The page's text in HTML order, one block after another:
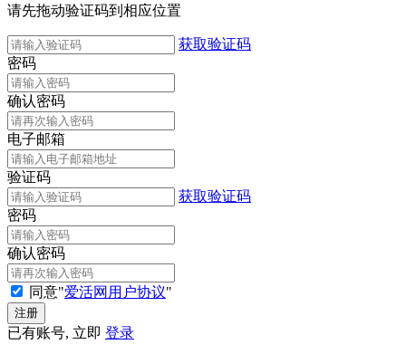
请先拖动验证码到相应位置
获取验证码
密码
确认密码
电子邮箱
验证码
获取验证码
密码
确认密码
同意"爱活网用户协议"
已有账号, 立即 登录